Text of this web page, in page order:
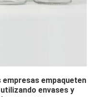
empaqueten
envases y